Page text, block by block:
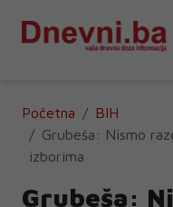
Početna
BIH
Grubeša: Nismo
izborima
Grubeša: